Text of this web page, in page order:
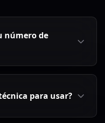
número de
para usar?